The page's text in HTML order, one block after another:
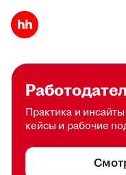
Практика и
кейсы и рабочие